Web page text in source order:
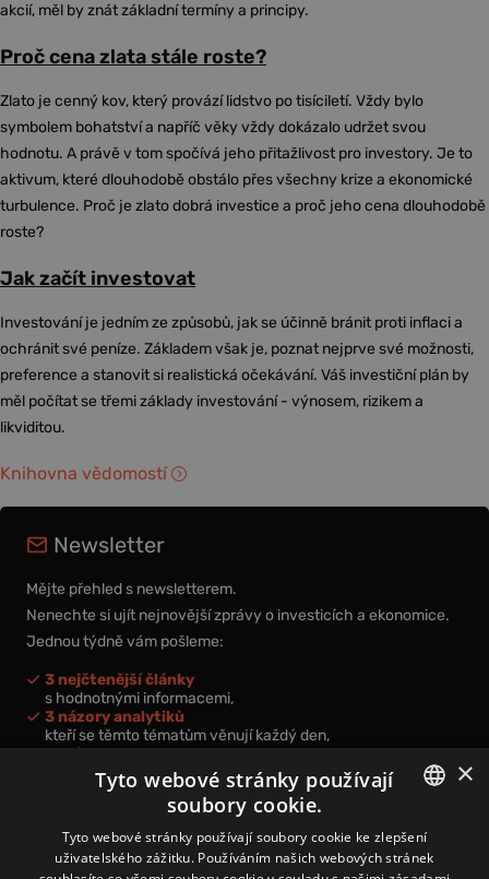
akcií, měl by znát základní termíny a principy.
Proč cena zlata stále roste?
Zlato je cenný kov, který provází lidstvo po tisíciletí. Vždy bylo
symbolem bohatství a napříč věky vždy dokázalo udržet svou
hodnotu. A právě v tom spočívá jeho přitažlivost pro investory. Je to
aktivum, které dlouhodobě obstálo přes všechny krize a ekonomické
turbulence. Proč je zlato dobrá investice a proč jeho cena dlouhodobě
roste?
Jak začít investovat
Investování je jedním ze způsobů, jak se účinně bránit proti inflaci a
ochránit své peníze. Základem však je, poznat nejprve své možnosti,
preference a stanovit si realistická očekávání. Váš investiční plán by
měl počítat se třemi základy investování - výnosem, rizikem a
likviditou.
Knihovna vědomostí
Newsletter
Mějte přehled s newsletterem.
Nenechte si ujít nejnovější zprávy o investicích a ekonomice.
Jednou týdně vám pošleme:
3 nejčtenější články
s hodnotnými informacemi,
3 názory analytiků
kteří se těmto tématům věnují každý den,
nová videa a podcasty
k prohloubení vašich znalostí.
CZECH
×
Tyto webové stránky používají
soubory cookie.
Tyto webové stránky používají soubory cookie ke zlepšení
uživatelského zážitku. Používáním našich webových stránek